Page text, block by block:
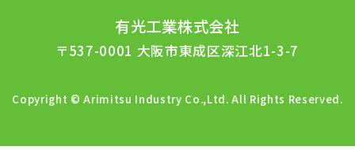
有光工業株式会社
〒537-0001 大阪市東成区深江北1-3-7
Copyright © Arimitsu Industry Co.,Ltd. All Rights Reserved.